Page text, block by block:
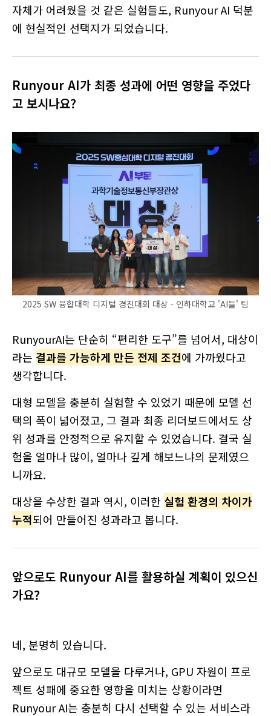
자체가 어려웠을 것 같은 실험들도, Runyour AI 덕분
에 현실적인 선택지가 되었습니다.
Runyour AI가 최종 성과에 어떤 영향을 주었다
고 보시나요?
2025 SW 융합대학 디지털 경진대회 대상 - 인하대학교 'AI들' 팀
RunyourAI는 단순히 “편리한 도구”를 넘어서, 대상이
라는 결과를 가능하게 만든 전제 조건에 가까웠다고
생각합니다.
대형 모델을 충분히 실험할 수 있었기 때문에 모델 선
택의 폭이 넓어졌고, 그 결과 최종 리더보드에서도 상
위 성과를 안정적으로 유지할 수 있었습니다. 결국 실
험을 얼마나 많이, 얼마나 깊게 해보느냐의 문제였으
니까요.
대상을 수상한 결과 역시, 이러한 실험 환경의 차이가
누적되어 만들어진 성과라고 봅니다.
앞으로도 Runyour AI를 활용하실 계획이 있으신
가요?
네, 분명히 있습니다.
앞으로도 대규모 모델을 다루거나, GPU 자원이 프로
젝트 성패에 중요한 영향을 미치는 상황이라면
Runyour AI는 충분히 다시 선택할 수 있는 서비스라